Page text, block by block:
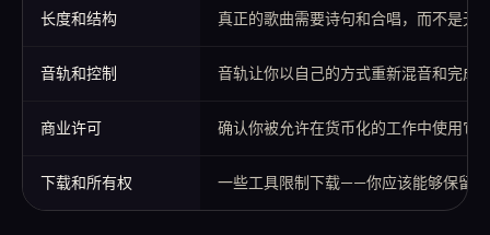
长度和结构 真正的歌曲需要诗句和合唱，而不是无
音轨和控制 音轨让你以自己的方式重新混音和完成
商业许可 确认你被允许在货币化的工作中使用它
下载和所有权 一些工具限制下载——你应该能够保留